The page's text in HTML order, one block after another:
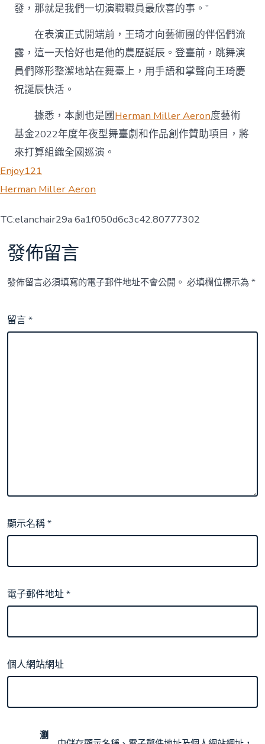
發，那就是我們一切演職職員最欣喜的事。”
在表演正式開端前，王琦才向藝術團的伴侶們流
露，這一天恰好也是他的農歷誕辰。登臺前，跳舞演
員們隊形整潔地站在舞臺上，用手語和掌聲向王琦慶
祝誕辰快活。
據悉，本劇也是國Herman Miller Aeron度藝術
基金2022年度年夜型舞臺劇和作品創作贊助項目，將
來打算組織全國巡演。
Enjoy121
Herman Miller Aeron
TC:elanchair29a 6a1f050d6c3c42.80777302
發佈留言
發佈留言必須填寫的電子郵件地址不會公開。 必填欄位標示為*
留言*
顯示名稱*
電子郵件地址*
個人網站網址
瀏